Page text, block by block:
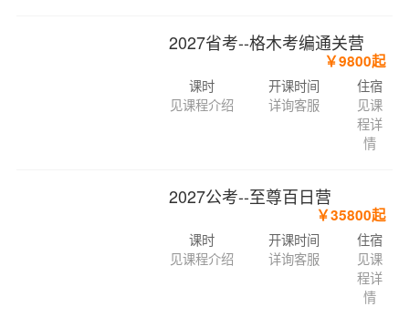
2027省考--格木考编通关营
￥9800起
课时
见课程介绍
开课时间
详询客服
住宿
见课
程详
情
2027公考--至尊百日营
￥35800起
课时
见课程介绍
开课时间
详询客服
住宿
见课
程详
情